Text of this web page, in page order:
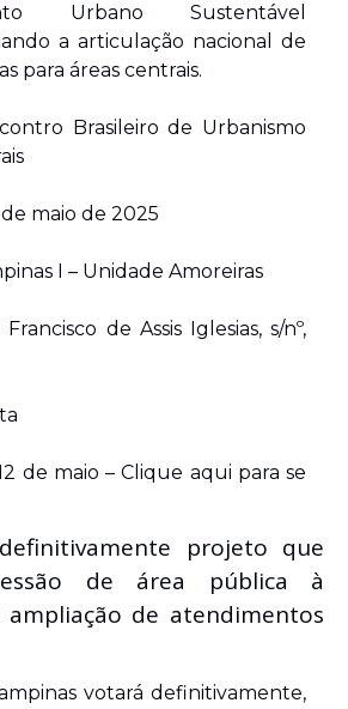
Urbano Sustentável
a articulação nacional de
para áreas centrais.
Brasileiro de Urbanismo
de maio de 2025
I – Unidade Amoreiras
de Assis Iglesias, s/nº,
de maio – Clique aqui para se
projeto que
de área pública à
de atendimentos
votará definitivamente,